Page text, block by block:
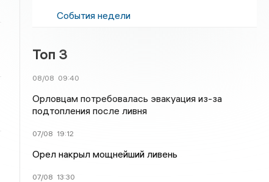
События недели
Топ 3
08/08 09:40
Орловцам потребовалась эвакуация из-за
подтопления после ливня
07/08 19:12
Орел накрыл мощнейший ливень
07/08 13:30